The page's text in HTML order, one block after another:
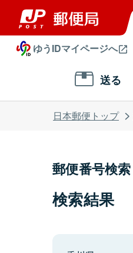
ゆうIDマイページへ
送る
日本郵便トップ
郵便番号検索
検索結果